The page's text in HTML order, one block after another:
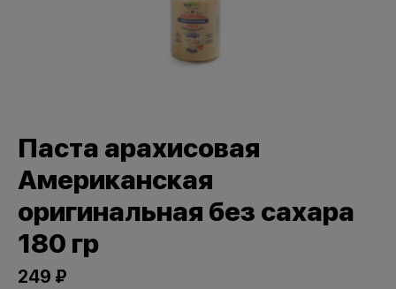
Паста арахисовая
Американская
оригинальная без сахара
180 гр
249 ₽